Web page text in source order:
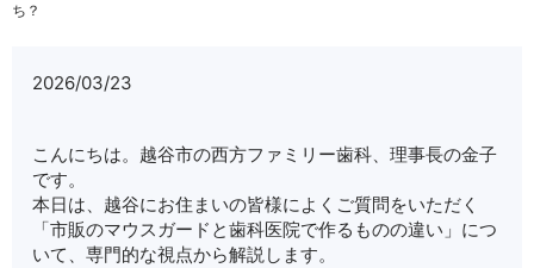
ち？
2026/03/23
こんにちは。越谷市の西方ファミリー歯科、理事長の金子
です。
本日は、越谷にお住まいの皆様によくご質問をいただく
「市販のマウスガードと歯科医院で作るものの違い」につ
いて、専門的な視点から解説します。